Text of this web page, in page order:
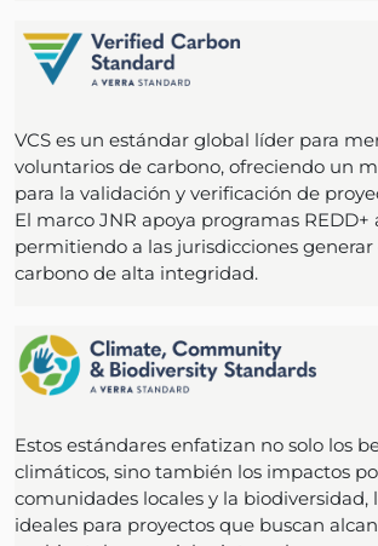
VCS es un estándar global líder para
voluntarios de carbono, ofreciendo un
para la validación y verificación de
El marco JNR apoya programas REDD+
permitiendo a las jurisdicciones
carbono de alta integridad.
Estos estándares enfatizan no solo los
climáticos, sino también los impactos
comunidades locales y la biodiversidad,
ideales para proyectos que buscan